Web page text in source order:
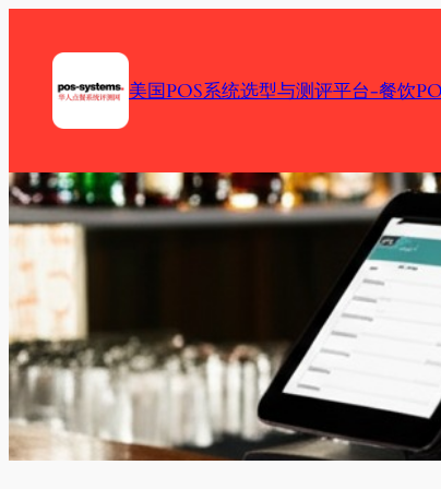
content
美国POS系统选型与测评平台-餐饮